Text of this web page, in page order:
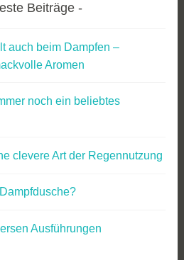
Beiträge
auch beim Dampfen –
Aromen
noch ein beliebtes
clevere Art der Regennutzung
Ausführungen